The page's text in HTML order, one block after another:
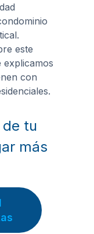
este
con
de tu
más